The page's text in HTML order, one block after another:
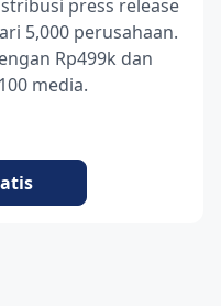
press release
5,000 perusahaan.
Rp499k dan
media.